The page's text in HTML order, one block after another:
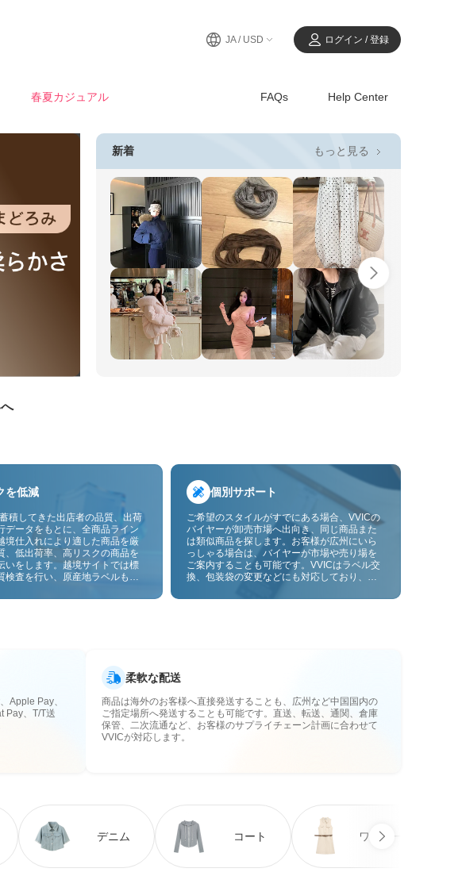
JA / USD ログイン / 登録
春夏カジュアル FAQs Help Center
新着 もっと見る 
を低減
積してきた出店者の品質、出荷
データをもとに、全商品ライン
境仕入れにより適した商品を厳
、低出荷率、高リスクの商品を
いをします。越境サイトでは標
検査を行い、原産地ラベルも貼
さらに抑えます。
個別サポート
ご希望のスタイルがすでにある場合、VVICの
バイヤーが卸売市場へ出向き、同じ商品また
は類似商品を探します。お客様が広州にいら
っしゃる場合は、バイヤーが市場や売り場を
ご案内することも可能です。VVICはラベル交
換、包装袋の変更などにも対応しており、今
にも対応予定です。仕入れをお客様のビジネ
Apple Pay、
Pay、T/T送
柔軟な配送
商品は海外のお客様へ直接発送することも、広州など中国国内の
ご指定場所へ発送することも可能です。直送、転送、通関、倉庫
保管、二次流通など、お客様のサプライチェーン計画に合わせて
VVICが対応します。
デニム コート ワンピース